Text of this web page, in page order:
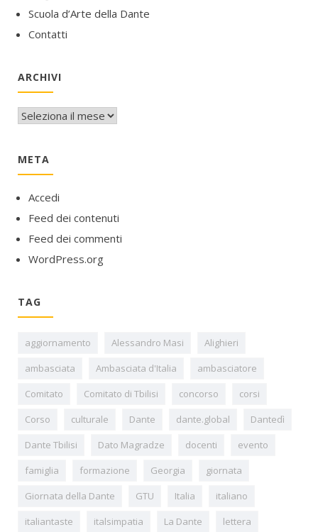
Scuola d’Arte della Dante
Contatti
ARCHIVI
Archivi
META
Accedi
Feed dei contenuti
Feed dei commenti
WordPress.org
TAG
aggiornamento Alessandro Masi
Alighieri
ambasciata
Ambasciata d'Italia
ambasciatore
Comitato
Comitato di Tbilisi concorso
corsi
Corso
culturale Dante dante.global
Dantedì
Dante Tbilisi
Dato Magradze docenti
evento
famiglia
formazione Georgia
giornata
Giornata della Dante
GTU Italia
italiano
italiantaste
italsimpatia La Dante
lettera